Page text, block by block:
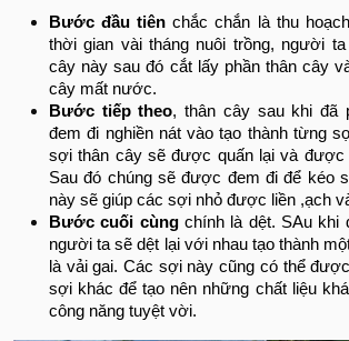
Bước đầu tiên chắc chắn là thu
thời gian vài tháng nuôi trồng, người
cây này sau đó cắt lấy phần thân cây
cây mất nước.
Bước tiếp theo, thân cây sau khi đã
đem đi nghiền nát vào tạo thành từng
sợi thân cây sẽ được quấn lại và được
Sau đó chúng sẽ được đem đi để kéo
này sẽ giúp các sợi nhỏ được liền ,ạch
Bước cuối cùngchính là dệt. SAu khi
người ta sẽ dệt lại với nhau tạo thành
là vải gai. Các sợi này cũng có thể
sợi khác để tạo nên những chất liệu
công năng tuyệt vời.